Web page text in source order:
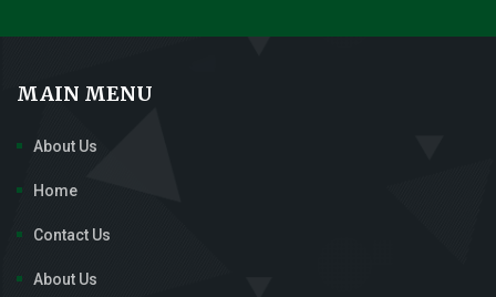
MAIN MENU
About Us
Home
Contact Us
About Us